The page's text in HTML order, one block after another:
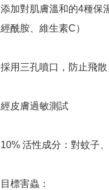
添加對肌膚溫和的4種保
經酰胺、維生素C）
採用三孔噴口，防止飛散
經皮膚過敏測試
10% 活性成分：對蚊子
目標害蟲：